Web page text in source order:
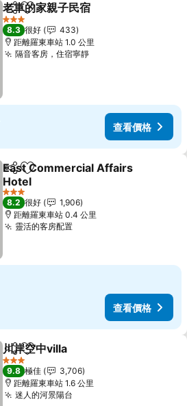
分享 放到收藏夾
老車的家親子民宿
3 星級
8.3 很好
433
距離羅東車站 1.0 公里
隔音客房，住宿寧靜查看價格
查看價格
分享 放到收藏夾
East Commercial Affairs
Hotel
查看價格
3 星級
8.2 很好
1,906
距離羅東車站 0.4 公里
靈活的客房配置查看價格
查看價格
分享 放到收藏夾
川岸空中villa
3 星級
9.8 極佳
3,706
距離羅東車站 1.6 公里
迷人的河景陽台